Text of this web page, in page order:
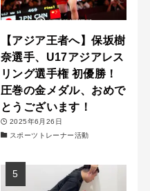
【アジア王者へ】保坂樹
奈選手、U17アジアレス
リング選手権 初優勝！
圧巻の金メダル、おめで
とうございます！
2025年6月26日
スポーツトレーナー活動